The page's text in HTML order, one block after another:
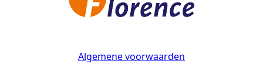
Algemene voorwaarden